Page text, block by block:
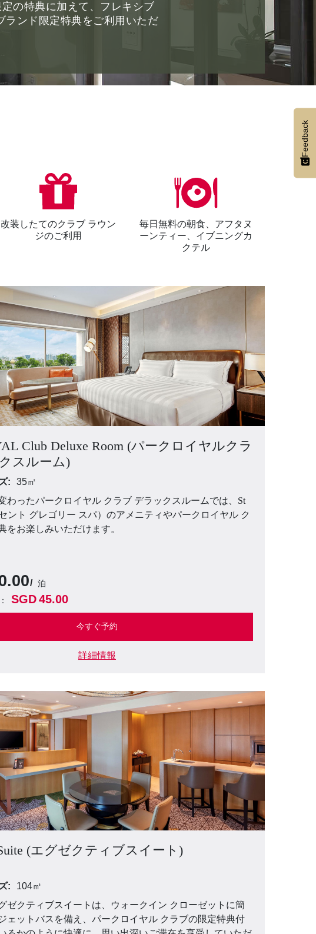
の特典に加えて、フレキシブ
ランド限定特典をご利用いただ
改装したてのクラブ ラウン
ジのご利用
毎日無料の朝食、アフタヌ
ーンティー、イブニングカ
クテル
Club Deluxe Room (パークロイヤルクラ
スルーム)
:
35㎡
わったパークロイヤル クラブ デラックスルームでは、St
ント グレゴリー スパ）のアメニティやパークロイヤル ク
をお楽しみいただけます。
泊
SGD45.00
今すぐ予約
詳細情報
(エグゼクティブスイート)
:
104㎡
ゼクティブスイートは、ウォークイン クローゼットに簡
ェットバスを備え、パークロイヤル クラブの限定特典付
Feedback